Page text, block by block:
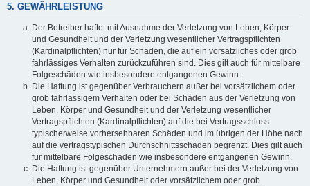
5. GEWÄHRLEISTUNG
Der Betreiber haftet mit Ausnahme der Verletzung von Leben, Körper
und Gesundheit und der Verletzung wesentlicher Vertragspflichten
(Kardinalpflichten) nur für Schäden, die auf ein vorsätzliches oder grob
fahrlässiges Verhalten zurückzuführen sind. Dies gilt auch für mittelbare
Folgeschäden wie insbesondere entgangenen Gewinn.
Die Haftung ist gegenüber Verbrauchern außer bei vorsätzlichem oder
grob fahrlässigem Verhalten oder bei Schäden aus der Verletzung von
Leben, Körper und Gesundheit und der Verletzung wesentlicher
Vertragspflichten (Kardinalpflichten) auf die bei Vertragsschluss
typischerweise vorhersehbaren Schäden und im übrigen der Höhe nach
auf die vertragstypischen Durchschnittsschäden begrenzt. Dies gilt auch
für mittelbare Folgeschäden wie insbesondere entgangenen Gewinn.
Die Haftung ist gegenüber Unternehmern außer bei der Verletzung von
Leben, Körper und Gesundheit oder vorsätzlichem oder grob